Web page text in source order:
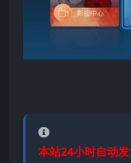
本站24小时自动